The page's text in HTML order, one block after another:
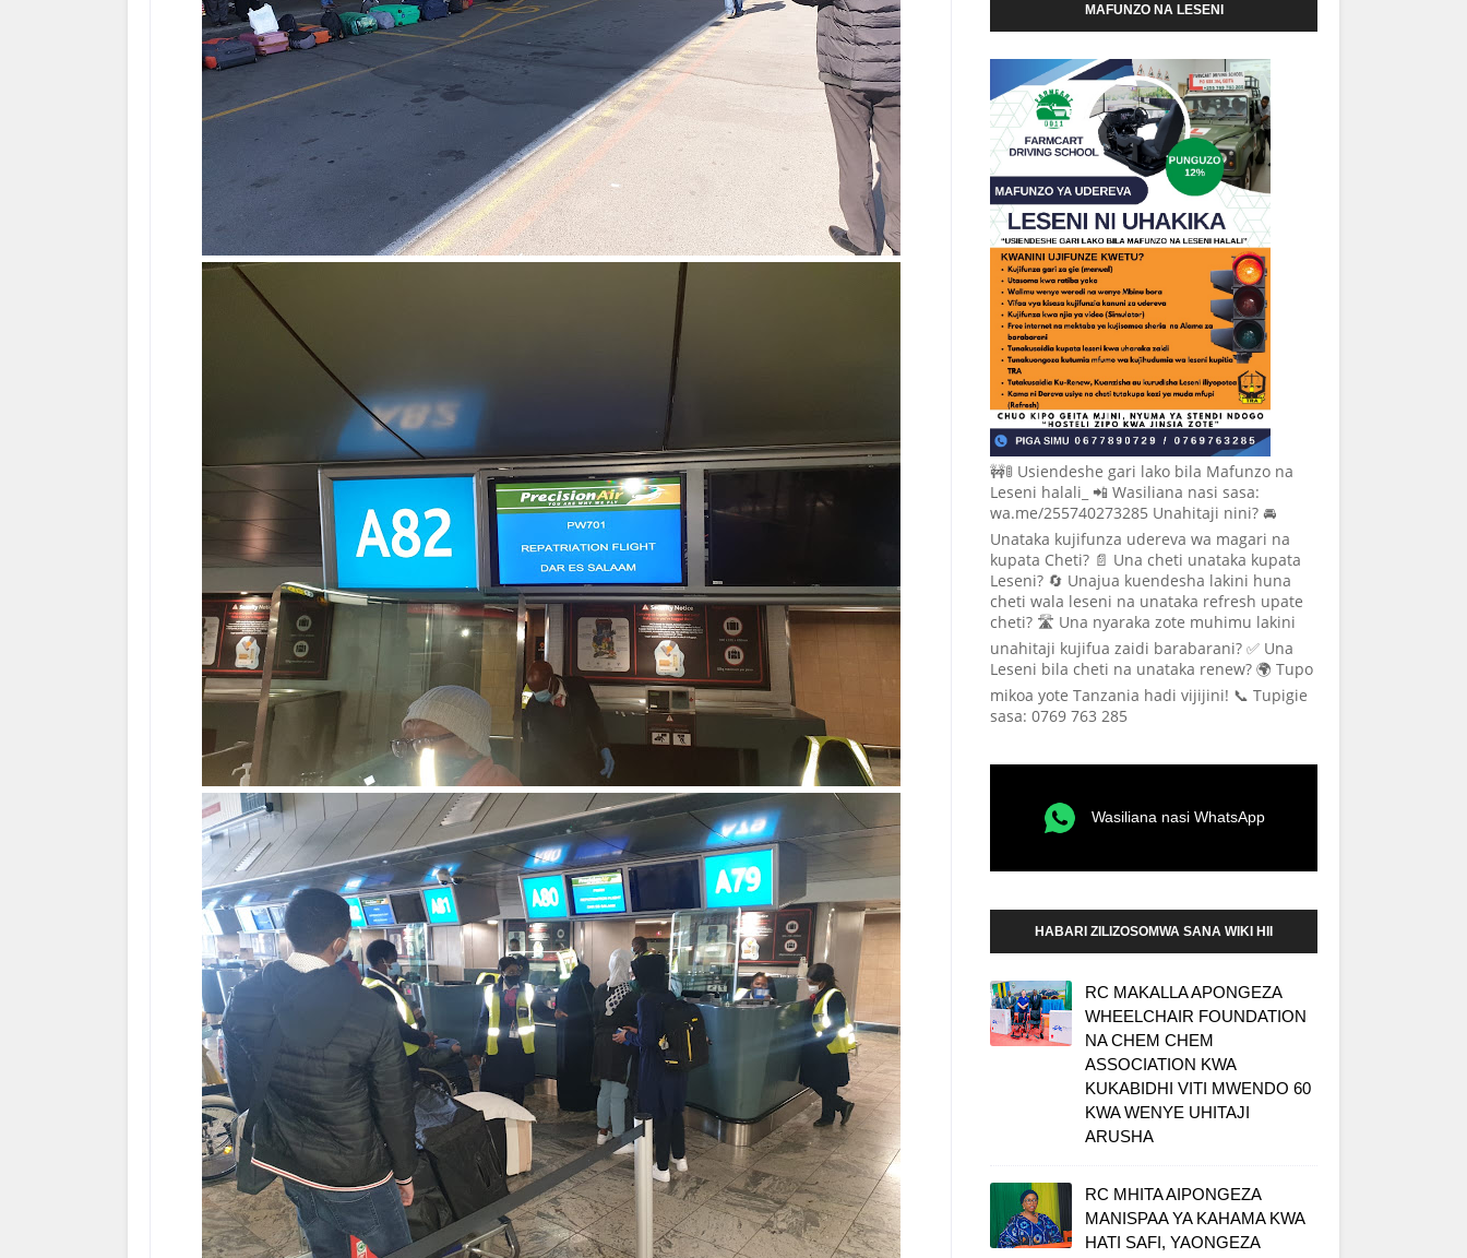
MAFUNZO NA LESENI
🚧🚦 Usiendeshe gari lako bila Mafunzo na
Leseni halali_ 📲 Wasiliana nasi sasa:
wa.me/255740273285 Unahitaji nini? 🚘
Unataka kujifunza udereva wa magari na
kupata Cheti? 📄 Una cheti unataka kupata
Leseni? 🔄 Unajua kuendesha lakini huna
cheti wala leseni na unataka refresh upate
cheti? 🛣️ Una nyaraka zote muhimu lakini
unahitaji kujifua zaidi barabarani? ✅ Una
Leseni bila cheti na unataka renew? 🌍 Tupo
mikoa yote Tanzania hadi vijijini! 📞 Tupigie
sasa: 0769 763 285
Wasiliana nasi WhatsApp
HABARI ZILIZOSOMWA SANA WIKI HII
RC MAKALLA APONGEZA
WHEELCHAIR FOUNDATION
NA CHEM CHEM
ASSOCIATION KWA
KUKABIDHI VITI MWENDO 60
KWA WENYE UHITAJI
ARUSHA
RC MHITA AIPONGEZA
MANISPAA YA KAHAMA KWA
HATI SAFI, YAONGEZA